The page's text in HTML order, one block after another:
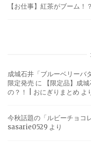
【お仕事】紅茶がブーム
成城石井「ブルーベリーバ
限定発売 に
【限定品】成
の？！ | おにぎりまとめ よ
今秋話題の「ルビーチョコ
sasarie0529 より